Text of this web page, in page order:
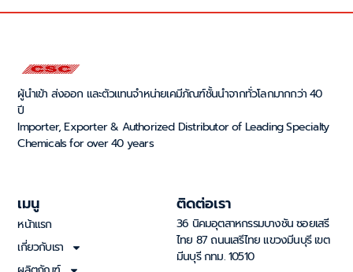
ผู้นำเข้า ส่งออก และตัวแทนจำหน่ายเคมีภัณฑ์ชั้นนำจากทั่วโลกมากกว่า 40
ปี
Importer, Exporter & Authorized Distributor of Leading Specialty
Chemicals for over 40 years
เมนู
หน้าแรก
เกี่ยวกับเรา
ติดต่อเรา
36 นิคมอุตสาหกรรมบางชัน ซอยเสรี
ไทย 87 ถนนเสรีไทย แขวงมีนบุรี เขต
มีนบุรี กทม. 10510